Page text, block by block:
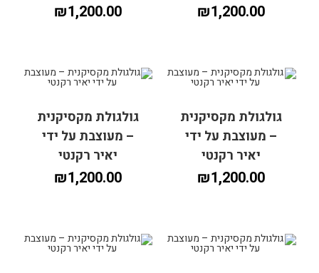
הוספה לסל הוספה לסל
₪1,200.00
₪1,200.00
גולגולת מקסיקנית
– מעוצבת על ידי
יאיר רקנטי
₪1,200.00
גולגולת מקסיקנית
– מעוצבת על ידי
יאיר רקנטי
₪1,200.00